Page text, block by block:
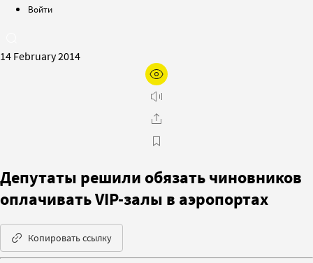
Войти
14 February 2014
Депутаты решили обязать чиновников
оплачивать VIP-залы в аэропортах
Копировать ссылку